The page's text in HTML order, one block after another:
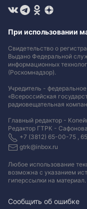
При использовании
Свидетельство о
Выдано Федеральной
информационных
(Роскомнадзор).
Учредитель -
«Всероссийская
радиовещательная
Главный редактор -
Редактор ГТРК -
+7 (3812) 65-00-75 ,
gtrk@inbox.ru
Любое использование
возможна с указанием
гиперссылки на материал.
Сообщить об ошибке